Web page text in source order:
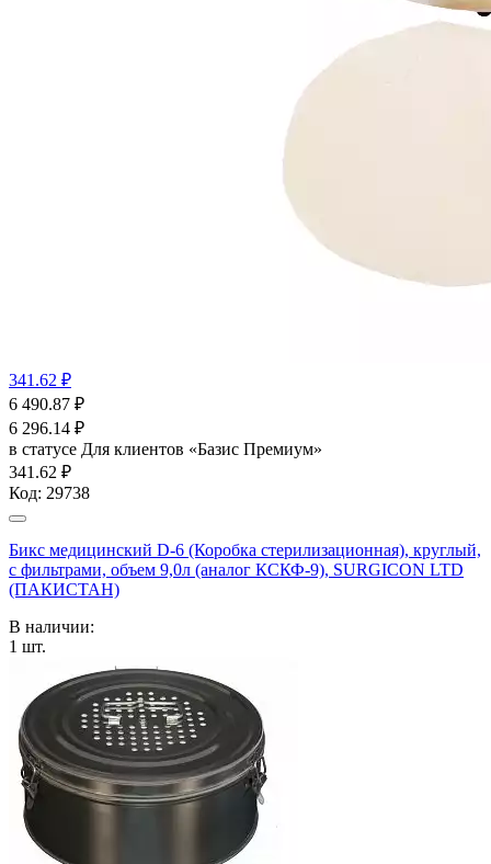
341.62 ₽
6 490.87 ₽
6 296.14 ₽
в статусе Для клиентов «Базис Премиум»
341.62 ₽
Код: 29738
Бикс медицинский D-6 (Коробка стерилизационная), круглый,
с фильтрами, объем 9,0л (аналог КСКФ-9), SURGICON LTD
(ПАКИСТАН)
В наличии:
1 шт.